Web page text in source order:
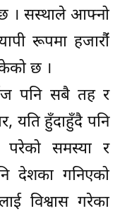
। सस्थाले आफ्नो
रूपमा हजारौंं
छ ।
पनि सबै तह र
यति हुँदाहुँदै पनि
परेको समस्या र
देशका गनिएको
विश्वास गरेका